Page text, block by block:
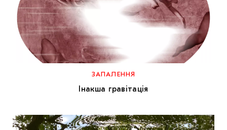
ЗАПАЛЕННЯ
Інакша гравітація